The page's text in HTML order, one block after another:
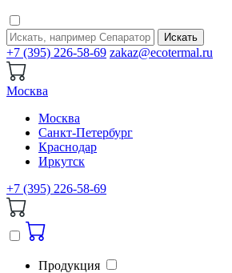
Искать
+7 (395) 226-58-69 zakaz@ecotermal.ru
Москва
Москва
Санкт-Петербург
Краснодар
Иркутск
+7 (395) 226-58-69
Продукция